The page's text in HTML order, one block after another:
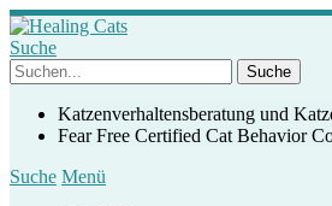
Suche
Katzenverhaltensberatung und
Fear Free Certified Cat Behavior
Suche Menü